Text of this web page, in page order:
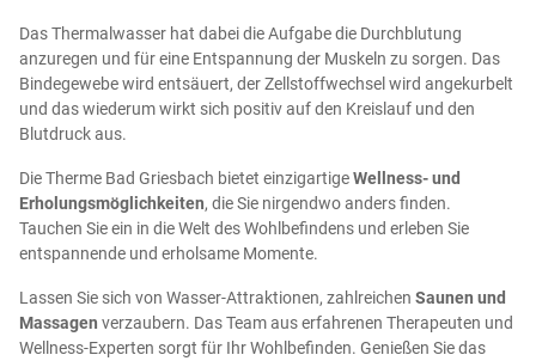
Das Thermalwasser hat dabei die Aufgabe die Durchblutung
anzuregen und für eine Entspannung der Muskeln zu sorgen. Das
Bindegewebe wird entsäuert, der Zellstoffwechsel wird angekurbelt
und das wiederum wirkt sich positiv auf den Kreislauf und den
Blutdruck aus.
DieTherme Bad Griesbach bietet einzigartigeWellness- und
Erholungsmöglichkeiten, dieSie nirgendwoandersfinden.
Tauchen Sieein in dieWelt desWoh lbefindens und erleben Sie
entspannende und erhol same Momente.
L assen Sie sich von Wasser-Attraktionen, zahl reichen Saunen und
Massagen verzaubern. Das Teamauserfahrenen Therapeuten und
Well ness-Experten sorgt für IhrWoh lbefinden. Genießen Siedas